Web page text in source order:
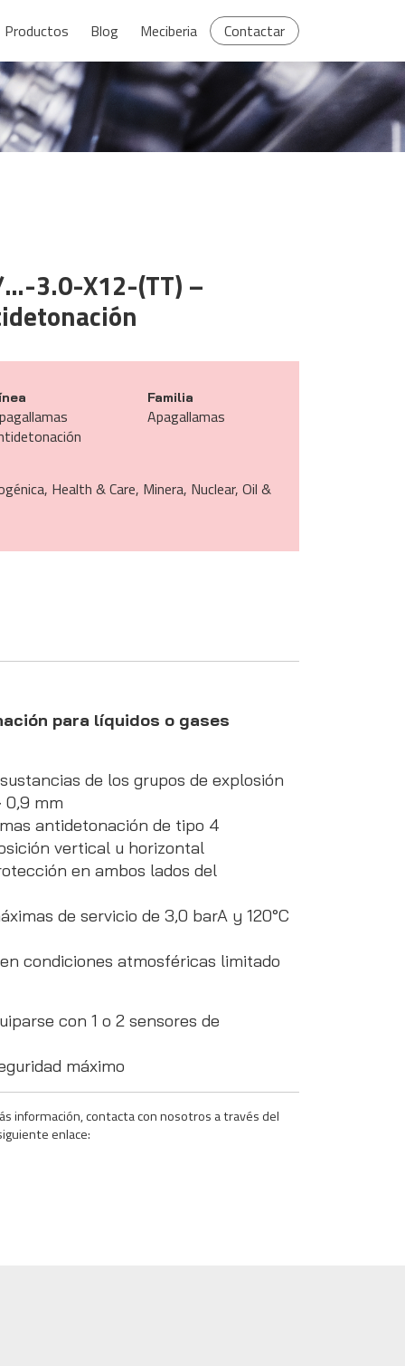
Productos Blog Meciberia Contactar
3.0-X12-(TT) –
Familia
Apagallamas
Health & Care, Minera, Nuclear, Oil &
para líquidos o gases
de los grupos de explosión
0,9 mm
antidetonación de tipo 4
vertical u horizontal
en ambos lados del
de servicio de 3,0 barA y 120°C
condiciones atmosféricas limitado
con 1 o 2 sensores de
máximo
información, contacta con nosotros a través del
enlace: